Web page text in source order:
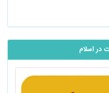
در اسلام